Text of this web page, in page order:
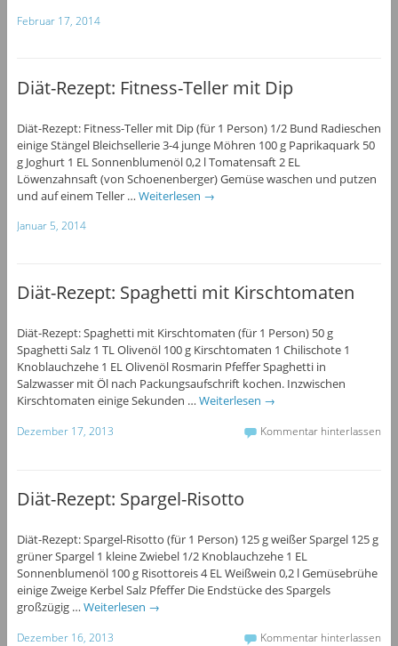
Februar 17, 2014
Diät-Rezept: Fitness-Teller mit Dip
Diät-Rezept: Fitness-Teller mit Dip (für 1 Person) 1/2 Bund Radieschen
einige Stängel Bleichsellerie 3-4 junge Möhren 100 g Paprikaquark 50
g Joghurt 1 EL Sonnenblumenöl 0,2 l Tomatensaft 2 EL
Löwenzahnsaft (von Schoenenberger) Gemüse waschen und putzen
und auf einem Teller … Weiterlesen →
Januar 5, 2014
Diät-Rezept: Spaghetti mit Kirschtomaten
Diät-Rezept: Spaghetti mit Kirschtomaten (für 1 Person) 50 g
Spaghetti Salz 1 TL Olivenöl 100 g Kirschtomaten 1 Chilischote 1
Knoblauchzehe 1 EL Olivenöl Rosmarin Pfeffer Spaghetti in
Salzwasser mit Öl nach Packungsaufschrift kochen. Inzwischen
Kirschtomaten einige Sekunden … Weiterlesen →
Dezember 17, 2013 Kommentar hinterlassen
Diät-Rezept: Spargel-Risotto
Diät-Rezept: Spargel-Risotto (für 1 Person) 125 g weißer Spargel 125 g
grüner Spargel 1 kleine Zwiebel 1/2 Knoblauchzehe 1 EL
Sonnenblumenöl 100 g Risottoreis 4 EL Weißwein 0,2 l Gemüsebrühe
einige Zweige Kerbel Salz Pfeffer Die Endstücke des Spargels
großzügig … Weiterlesen →
Dezember 16, 2013 Kommentar hinterlassen